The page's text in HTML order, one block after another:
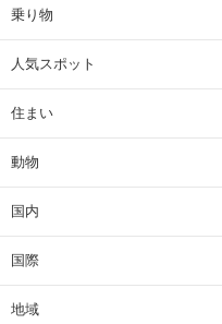
乗り物
人気スポット
住まい
動物
国内
国際
地域